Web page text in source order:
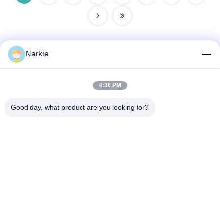
Οδός Yingbin αριθ. 100, ζώνη οικονομικής και τεχνολογικής
Narkie
4:36 PM
Good day, what product are you looking for?